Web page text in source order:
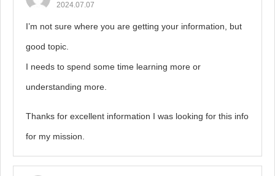
2024.07.07
I’m not sure where you are getting your information, but
good topic.
I needs to spend some time learning more or
understanding more.
Thanks for excellent information I was looking for this info
for my mission.